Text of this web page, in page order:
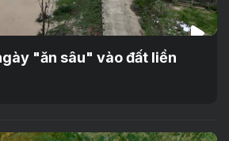
"ăn sâu" vào đất liền